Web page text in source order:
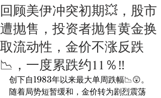
回顾美伊冲突初期💥，股市
遭抛售，投资者抛售黄金换
取流动性，金价不涨反跌
📉，一度累跌约11％‼️
创下自1983年以来最大单周跌幅📉😲。
随着局势短暂缓和，金价转为剧烈震荡